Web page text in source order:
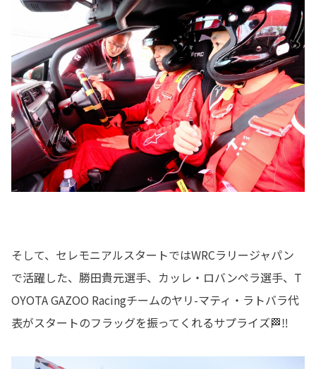
そして、セレモニアルスタートではWRCラリージャパン
で活躍した、勝田貴元選手、カッレ・ロバンペラ選手、T
OYOTA GAZOO Racingチームのヤリ-マティ・ラトバラ代
表がスタートのフラッグを振ってくれるサプライズ🏁‼️